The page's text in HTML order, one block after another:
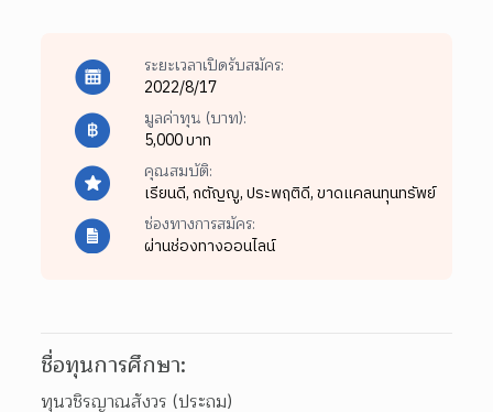
ระยะเวลาเปิดรับสมัคร:
2022/8/17
มูลค่าทุน (บาท):
5,000 บาท
คุณสมบัติ:
เรียนดี,กตัญญู,ประพฤติดี,ขาดแคลนทุนทรัพย์
ช่องทางการสมัคร:
ผ่านช่องทางออนไลน์
ชื่อทุนการศึกษา:
ทุนวชิรญาณสังวร (ประถม)